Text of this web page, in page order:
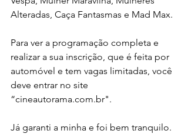
Alteradas, Caça Fantasmas e Mad Max.
Para ver a programação completa e
realizar a sua inscrição, que é feita por
automóvel e tem vagas limitadas, você
deve entrar no site
“cineautorama.com.br".
Já garanti a minha e foi bem tranquilo.